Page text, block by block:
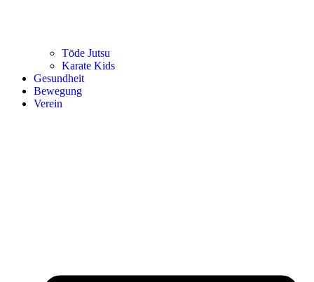
Tōde Jutsu
Kara­te Kids
Gesund­heit
Bewe­gung
Ver­ein